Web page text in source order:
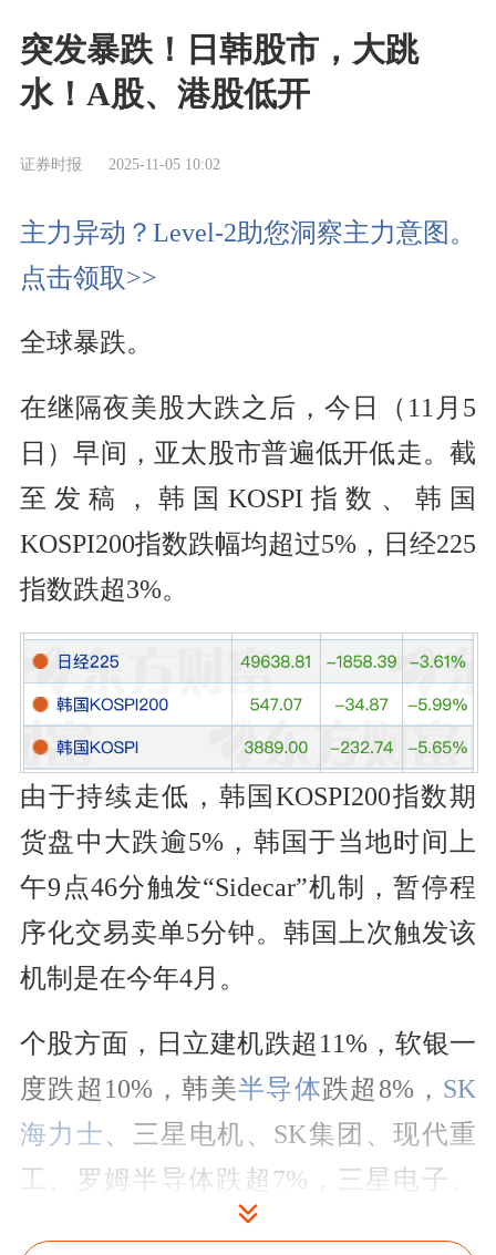
突发暴跌！日韩股市，大跳
水！A股、港股低开
证券时报 2025-11-05 10:02
主力异动？Level-2助您洞察主力意图。
点击领取>>
全球暴跌。
在继隔夜美股大跌之后，今日（11月5
日）早间，亚太股市普遍低开低走。截
至发稿，韩国KOSPI指数、韩国
KOSPI200指数跌幅均超过5%，日经225
指数跌超3%。
由于持续走低，韩国KOSPI200指数期
货盘中大跌逾5%，韩国于当地时间上
午9点46分触发“Sidecar”机制，暂停程
序化交易卖单5分钟。韩国上次触发该
机制是在今年4月。
个股方面，日立建机跌超11%，软银一
度跌超10%，韩美半导体跌超8%， SK
海力士、三星电机、SK集团、现代重
工、罗姆半导体跌超7%，三星电子、
日本制钢跌超6%，日立、三菱重工跌